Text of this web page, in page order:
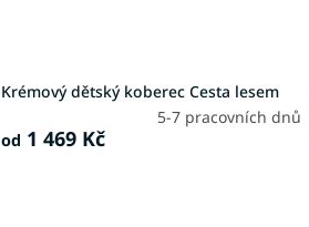
Krémový dětský koberec Cesta lesem
5-7 pracovních dnů
od 1 469 Kč